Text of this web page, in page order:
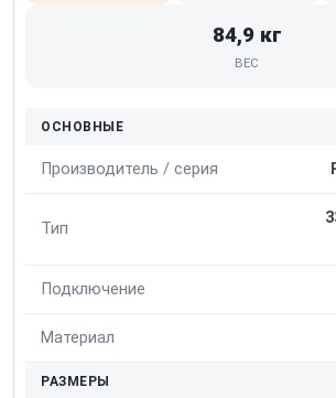
84,9 кг
ВЕС
ОСНОВНЫЕ
Производитель / серия
Тип
Подключение
Материал
РАЗМЕРЫ